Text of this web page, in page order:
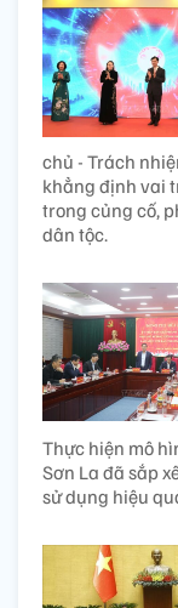
chủ - Trách
khẳng định vai
trong củng cố,
dân tộc.
Thực hiện mô
Sơn La đã sắp
sử dụng hiệu